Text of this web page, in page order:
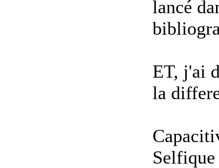
lancé
ET, j'ai
la